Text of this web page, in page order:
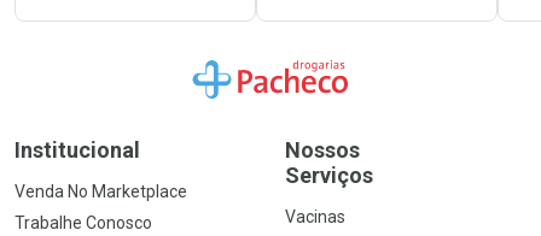
Ir para a Home
Institucional
Venda No Marketplace
Trabalhe Conosco
Nossos
Serviços
Vacinas